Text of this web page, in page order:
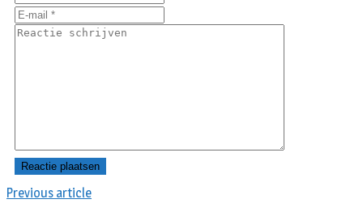
Previous article